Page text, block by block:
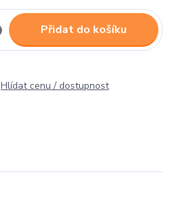
Přidat do košíku
Hlídat cenu / dostupnost